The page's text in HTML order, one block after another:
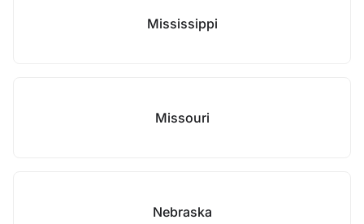
Mississippi
Missouri
Nebraska